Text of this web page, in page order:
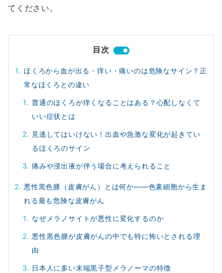
てください。
目次
ほくろから血が出る・痒い・痛いのは危険なサイン？正
常なほくろとの違い
普通のほくろが痒くなることはある？心配しなくて
いい症状とは
見逃してはいけない！出血や急激な変化が起きてい
るほくろのサイン
痛みや浸出液が伴う場合に考えられること
悪性黒色腫（皮膚がん）とは何か――色素細胞から生ま
れる最も危険な皮膚がん
なぜメラノサイトが悪性に変化するのか
悪性黒色腫が皮膚がんの中でも特に怖いとされる理
由
日本人に多い末端黒子型メラノーマの特徴